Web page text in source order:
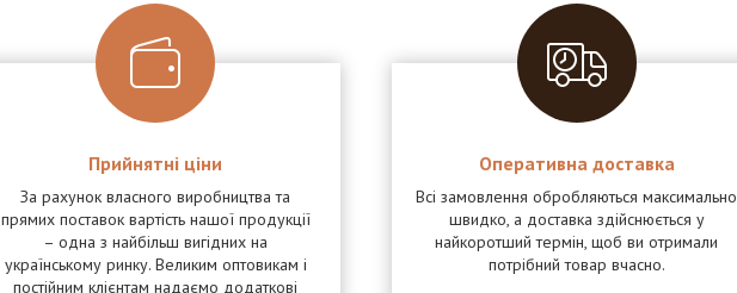
Прийнятні ціни
За рахунок власного виробництва та
прямих поставок вартість нашої продукції
– одна з найбільш вигідних на
українському ринку. Великим оптовикам і
постійним клієнтам надаємо додаткові
Оперативна доставка
Всі замовлення обробляються максимально
швидко, а доставка здійснюється у
найкоротший термін, щоб ви отримали
потрібний товар вчасно.